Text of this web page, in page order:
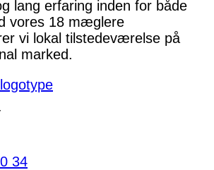
lang erfaring inden for både
vores 18 mæglere
vi lokal tilstedeværelse på
marked.
34